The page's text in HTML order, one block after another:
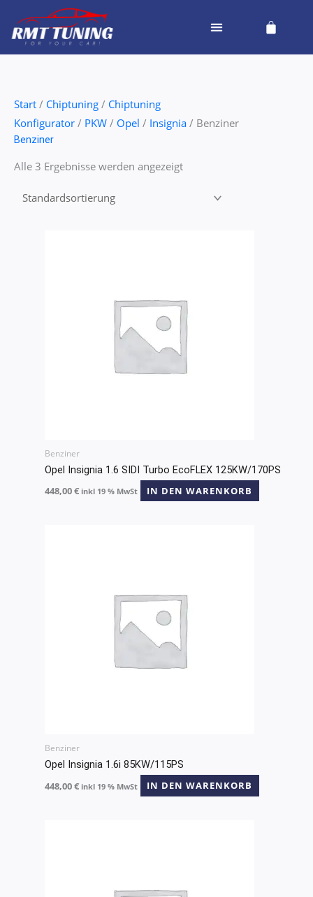
Inhalt
springen
Cart
Start / Chiptuning / Chiptuning
Konfigurator / PKW / Opel / Insignia / Benziner
Benziner
Alle 3 Ergebnisse werden angezeigt
Benziner
Opel Insignia 1.6 SIDI Turbo EcoFLEX 125KW/170PS
448,00€ inkl 19 % MwSt IN DEN WARENKORB
Benziner
Opel Insignia 1.6i 85KW/115PS
448,00€ inkl 19 % MwSt IN DEN WARENKORB